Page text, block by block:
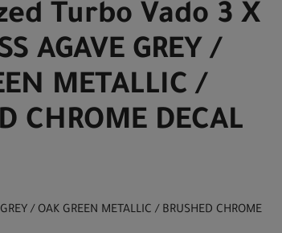
Turbo Vado 3 X
AGAVE GREY /
METALLIC /
CHROME DECAL
/ OAK GREEN METALLIC / BRUSHED CHROME